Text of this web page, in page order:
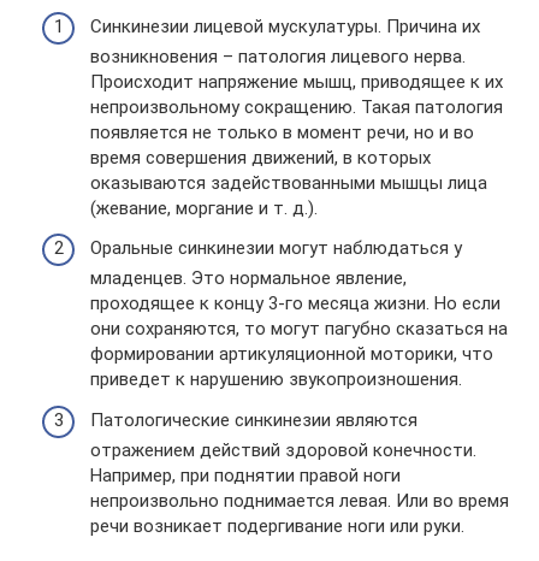
Синкинезии лицевой мускулатуры. Причина их
возникновения – патология лицевого нерва.
Происходит напряжение мышц, приводящее к их
непроизвольному сокращению. Такая патология
появляется не только в момент речи, но и во
время совершения движений, в которых
оказываются задействованными мышцы лица
(жевание, моргание и т. д.).
Оральные синкинезии могут наблюдаться у
младенцев. Это нормальное явление,
проходящее к концу 3-го месяца жизни. Но если
они сохраняются, то могут пагубно сказаться на
формировании артикуляционной моторики, что
приведет к нарушению звукопроизношения.
Патологические синкинезии являются
отражением действий здоровой конечности.
Например, при поднятии правой ноги
непроизвольно поднимается левая. Или во время
речи возникает подергивание ноги или руки.